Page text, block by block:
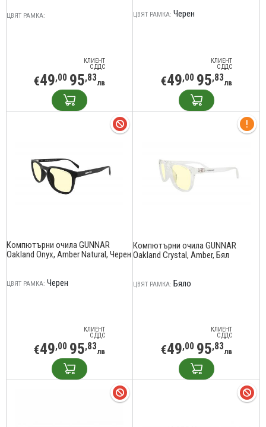
ЦВЯТ РАМКА:
КЛИЕНТ
С ДДС
€49,00 95,83лв
ЦВЯТ РАМКА: Черен
КЛИЕНТ
С ДДС
€49,00 95,83лв
Компютърни очила GUNNAR
Oakland Onyx, Amber Natural, Черен
ЦВЯТ РАМКА: Черен
КЛИЕНТ
С ДДС
€49,00 95,83лв
Компютърни очила GUNNAR
Oakland Crystal, Amber, Бял
ЦВЯТ РАМКА: Бяло
КЛИЕНТ
С ДДС
€49,00 95,83лв